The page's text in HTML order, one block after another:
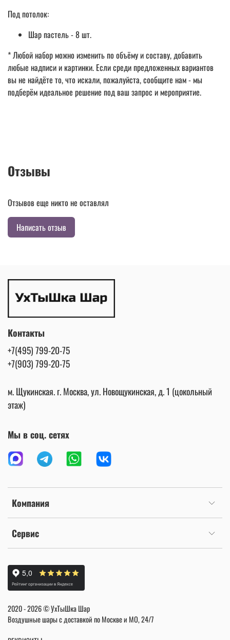
Под потолок:
Шар пастель - 8 шт.
* Любой набор можно изменить по объёму и составу, добавить
любые надписи и картинки. Если среди предложенных вариантов
вы не найдёте то, что искали, пожалуйста, сообщите нам - мы
подберём идеальное решение под ваш запрос и мероприятие.
Отзывы
Отзывов еще никто не оставлял
Написать отзыв
Компания
Сервис
Контакты
+7(495) 799-20-75
+7(903) 799-20-75
м. Щукинская. г. Москва, ул. Новощукинская, д. 1 (цокольный
этаж)
Мы в соц. сетях
2020 - 2026 © УхТыШка Шар
Воздушные шары с доставкой по Москве и МО, 24/7